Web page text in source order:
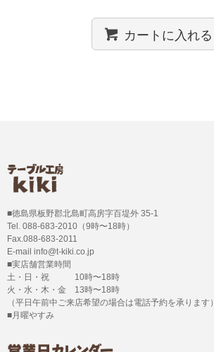
カートに入れる
■徳島県板野郡北島町高房字百堤外 35-1
Tel. 088-683-2010（9時〜18時）
Fax.088-683-2011
E-mail info@t-kiki.co.jp
■実店舗営業時間
土・日・祝 10時〜18時
火・水・木・金 13時〜18時
（平日午前中ご来店希望の場合は電話予約を承ります）
■月曜やすみ